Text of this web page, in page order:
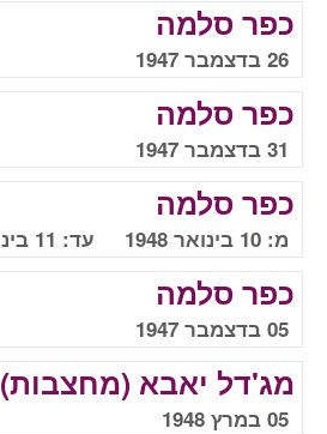
כפר סלמה
26 בדצמבר 1947
כפר סלמה
31 בדצמבר 1947
כפר סלמה
מ: 10 בינואר 1948 עד: 11 בינואר 1948
כפר סלמה
05 בדצמבר 1947
מג'דל יאבא (מחצבות)
05 במרץ 1948